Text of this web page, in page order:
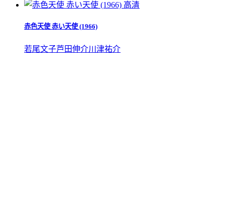
高清
赤色天使 赤い天使 (1966)
若尾文子芦田伸介川津祐介